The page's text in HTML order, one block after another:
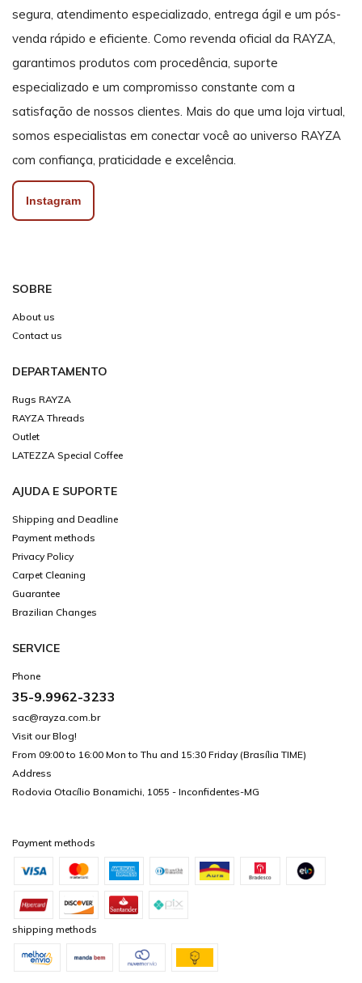
segura, atendimento especializado, entrega ágil e um pós-
venda rápido e eficiente. Como revenda oficial da RAYZA,
garantimos produtos com procedência, suporte
especializado e um compromisso constante com a
satisfação de nossos clientes. Mais do que uma loja virtual,
somos especialistas em conectar você ao universo RAYZA
com confiança, praticidade e excelência.
Instagram
SOBRE
About us
Contact us
DEPARTAMENTO
Rugs RAYZA
RAYZA Threads
Outlet
LATEZZA Special Coffee
AJUDA E SUPORTE
Shipping and Deadline
Payment methods
Privacy Policy
Carpet Cleaning
Guarantee
Brazilian Changes
SERVICE
Phone
35-9.9962-3233
sac@rayza.com.br
Visit our Blog!
From 09:00 to 16:00 Mon to Thu and 15:30 Friday (Brasília TIME)
Address
Rodovia Otacílio Bonamichi, 1055 - Inconfidentes-MG
Payment methods
shipping methods